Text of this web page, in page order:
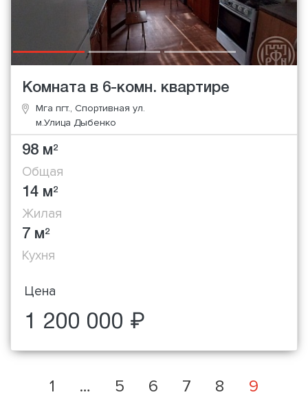
Комната в 6-комн. квартире
Мга пгт., Спортивная ул.
м.Улица Дыбенко
98 м2
Общая
14 м2
Жилая
7 м2
Кухня
Цена
1 200 000 ₽
1 … 5 6 7 8 9